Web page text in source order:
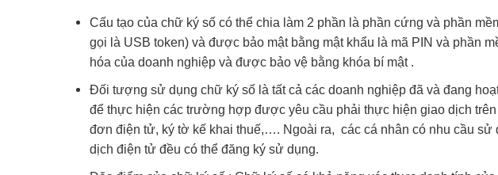
Cấu tạo của chữ ký số có thể chia làm 2 phần là phần cứng và phần
gọi là USB token) và được bảo mật bằng mật khẩu là mã PIN và phần
hóa của doanh nghiệp và được bảo vệ bằng khóa bí mật .
Đối tượng sử dụng chữ ký số là tất cả các doanh nghiệp đã và đang
để thực hiện các trường hợp được yêu cầu phải thực hiện giao dịch
đơn điện tử, ký tờ kế khai thuế,…. Ngoài ra, các cá nhân có nhu cầu sử
dịch điện tử đều có thể đăng ký sử dụng.